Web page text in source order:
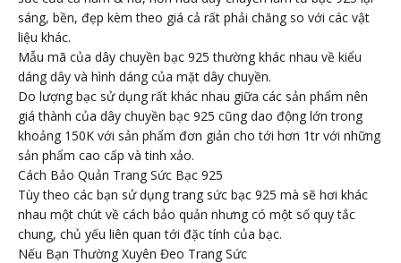
sáng, bền, đẹp kèm theo giá cả rất phải chăng so với các vật
liệu khác.
Mẫu mã của dây chuyền bạc 925 thường khác nhau về kiểu
dáng dây và hình dáng của mặt dây chuyền.
Do lượng bạc sử dụng rất khác nhau giữa các sản phẩm nên
giá thành của dây chuyền bạc 925 cũng dao động lớn trong
khoảng 150K với sản phẩm đơn giản cho tới hơn 1tr với những
sản phẩm cao cấp và tinh xảo.
Cách Bảo Quản Trang Sức Bạc 925
Tùy theo các bạn sử dụng trang sức bạc 925 mà sẽ hơi khác
nhau một chút về cách bảo quản nhưng có một số quy tắc
chung, chủ yếu liên quan tới đặc tính của bạc.
Nếu Bạn Thường Xuyên Đeo Trang Sức